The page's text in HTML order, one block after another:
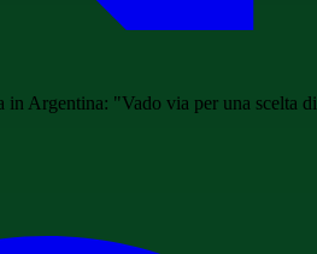
in Argentina: "Vado via per una scelta di